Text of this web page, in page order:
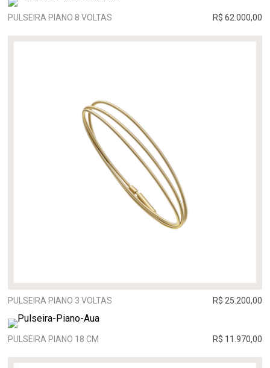
PULSEIRA PIANO 8 VOLTAS R$ 62.000,00
PULSEIRA PIANO 3 VOLTAS R$ 25.200,00
PULSEIRA PIANO 18 CM R$ 11.970,00